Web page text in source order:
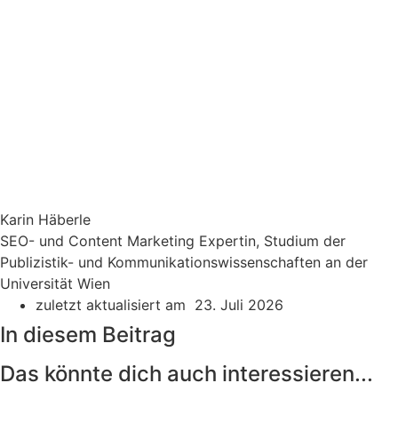
Karin Häberle
SEO- und Content Marketing Expertin, Studium der
Publizistik- und Kommunikationswissenschaften an der
Universität Wien
zuletzt aktualisiert am 23. Juli 2026
In diesem Beitrag
Das könnte dich auch interessieren...